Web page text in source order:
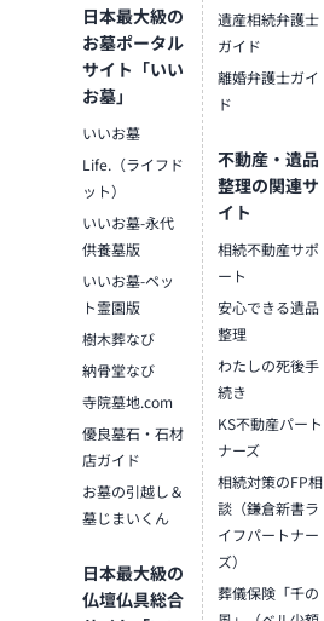
日本最大級の
お墓ポータル
サイト「いい
お墓」
いいお墓
Life.（ライフド
ット）
いいお墓-永代
供養墓版
いいお墓-ペッ
ト霊園版
樹木葬なび
納骨堂なび
寺院墓地.com
優良墓石・石材
店ガイド
お墓の引越し＆
墓じまいくん
日本最大級の
仏壇仏具総合
遺産相続弁護士
ガイド
離婚弁護士ガイ
ド
不動産・遺品
整理の関連サ
イト
相続不動産サポ
ート
安心できる遺品
整理
わたしの死後手
続き
KS不動産パート
ナーズ
相続対策のFP相
談（鎌倉新書ラ
イフパートナー
ズ）
葬儀保険「千の